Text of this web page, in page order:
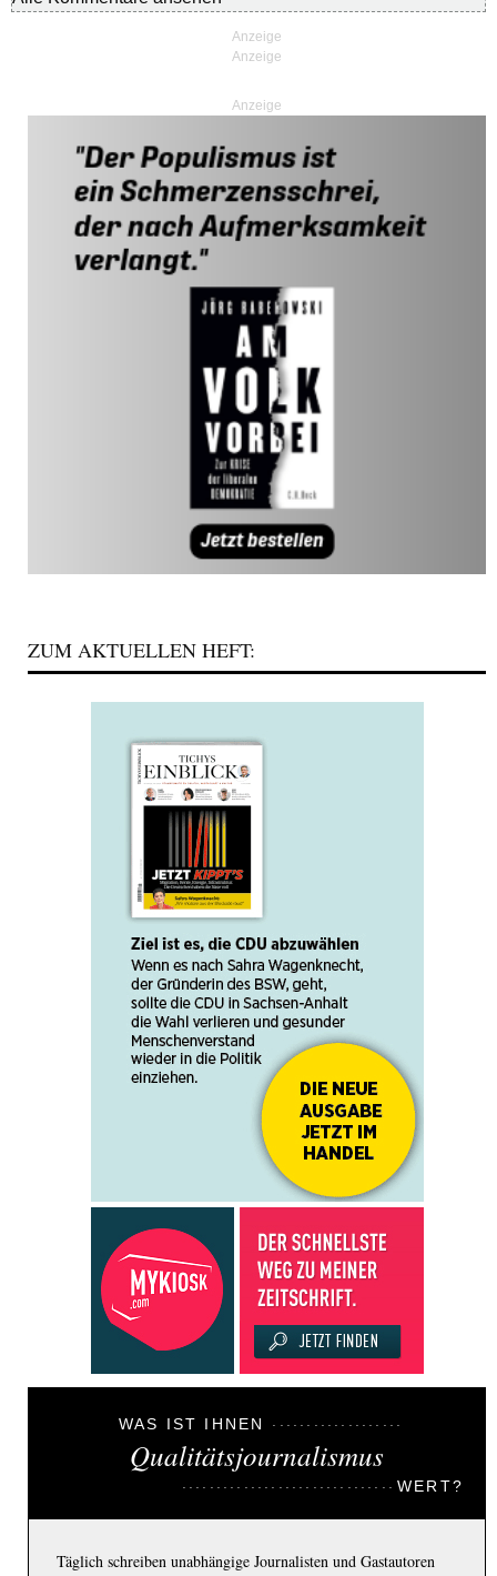
Anzeige
ZUM AKTUELLEN HEFT:
WAS IST IHNEN
Qualitätsjournalismus
WERT?
Täglich schreiben unabhängige Journalisten und Gastautoren